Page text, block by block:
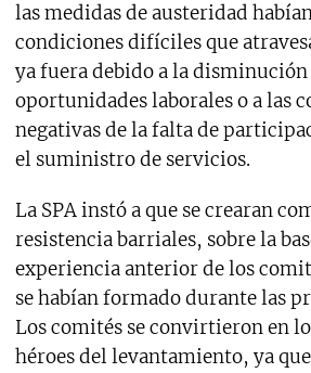
las medidas de austeridad
condiciones difíciles que
ya fuera debido a la disminución
oportunidades laborales o a las
negativas de la falta de
el suministro de servicios.
La SPA instó a que se crearan
resistencia barriales, sobre la
experiencia anterior de los
se habían formado durante las
Los comités se convirtieron en
héroes del levantamiento, ya